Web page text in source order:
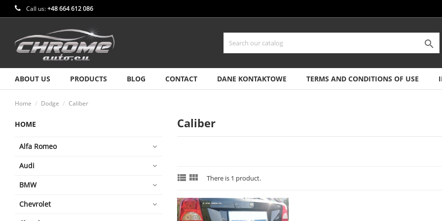
Call us:+48 664 612 086

ABOUT US PRODUCTS BLOG CONTACT DANE KONTAKTOWE TERMS AND CONDITIONS OF USE
Home Dodge Caliber
HOME
Alfa Romeo
Audi
BMW
Chevrolet
Caliber
  There is 1 product.